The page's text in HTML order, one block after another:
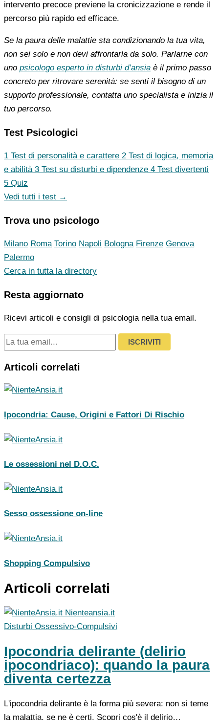
intervento precoce previene la cronicizzazione e rende il
percorso più rapido ed efficace.
Se la paura delle malattie sta condizionando la tua vita,
non sei solo e non devi affrontarla da solo. Parlarne con
uno psicologo esperto in disturbi d’ansia è il primo passo
concreto per ritrovare serenità: se senti il bisogno di un
supporto professionale, contatta uno specialista e inizia il
tuo percorso.
Test Psicologici
1 Test di personalità e carattere 2 Test di logica, memoria
e abilità 3 Test su disturbi e dipendenze 4 Test divertenti
5 Quiz
Vedi tutti i test →
Trova uno psicologo
Milano Roma Torino Napoli Bologna Firenze Genova
Palermo
Cerca in tutta la directory
Resta aggiornato
Ricevi articoli e consigli di psicologia nella tua email.
ISCRIVITI
Articoli correlati
Ipocondria: Cause, Origini e Fattori Di Rischio
Le ossessioni nel D.O.C.
Sesso ossessione on-line
Shopping Compulsivo
Articoli correlati
Nienteansia.it
Disturbi Ossessivo-Compulsivi
Ipocondria delirante (delirio
ipocondriaco): quando la paura
diventa certezza
L'ipocondria delirante è la forma più severa: non si teme
la malattia, se ne è certi. Scopri cos'è il delirio…